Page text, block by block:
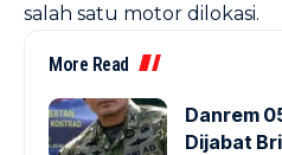
salah satu motor dilokasi.
More Read
Danrem
Dijabat